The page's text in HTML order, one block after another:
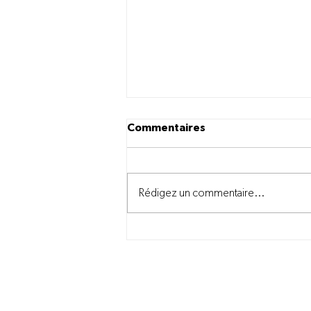
Commentaires
Rédigez un commentaire...